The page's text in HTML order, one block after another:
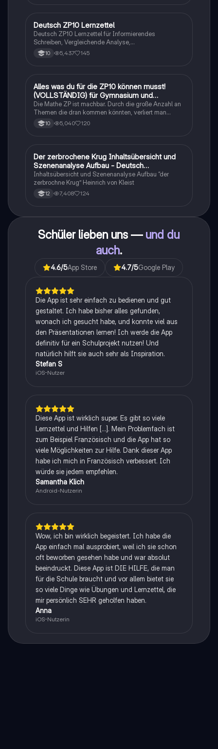
Deutsch
Deutsch ZP10 Lernzettel
Deutsch ZP10 Lernzettel für Informierendes
Schreiben, Vergleichende Analyse,
Sachtexte/Roman/Gedicht..
10 5,437 145
Mathe
Alles was du für die ZP10 können musst!
(VOLLSTÄNDIG) für Gymnasium und
Realschule
Die Mathe ZP ist machbar. Durch die große Anzahl an
Themen die dran kommen könnten, verliert man
schnell den Überblick. Also habe ich von den kleinsten
Themen bis hin zu den größten alles
10 5,040 120
Deutsch
Der zerbrochene Krug Inhaltsübersicht und
Szenenanalyse Aufbau - Deutsch
Q1/Q2/Abitur
Inhaltsübersicht und Szenenanalyse Aufbau “der
zerbrochne Krug” Heinrich von Kleist
12 7,408 124
Schüler lieben uns — und du
auch.
4.6/5App Store 4.7/5Google Play
Die App ist sehr einfach zu bedienen und gut
gestaltet. Ich habe bisher alles gefunden,
wonach ich gesucht habe, und konnte viel aus
den Präsentationen lernen! Ich werde die App
definitiv für ein Schulprojekt nutzen! Und
natürlich hilft sie auch sehr als Inspiration.
Stefan S
iOS-Nutzer
Diese App ist wirklich super. Es gibt so viele
Lernzettel und Hilfen [...]. Mein Problemfach ist
zum Beispiel Französisch und die App hat so
viele Möglichkeiten zur Hilfe. Dank dieser App
habe ich mich in Französisch verbessert. Ich
würde sie jedem empfehlen.
Samantha Klich
Android-Nutzerin
Wow, ich bin wirklich begeistert. Ich habe die
App einfach mal ausprobiert, weil ich sie schon
oft beworben gesehen habe und war absolut
beeindruckt. Diese App ist DIE HILFE, die man
für die Schule braucht und vor allem bietet sie
so viele Dinge wie Übungen und Lernzettel, die
mir persönlich SEHR geholfen haben.
Anna
iOS-Nutzerin